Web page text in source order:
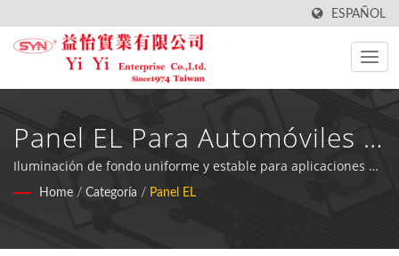
ESPAÑOL
Panel EL Para Automóviles -
Soluciones Profesionales De
Electroluminiscencia
Iluminación de fondo uniforme y estable para aplicaciones de
medidores automotrices e industriales con diseño flexible y
Home / Categoría / Panel EL